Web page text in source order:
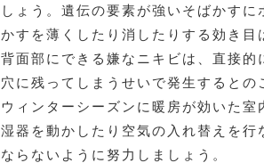
しょう。遺伝の要素が強いそばかす
かすを薄くしたり消したりする効き目
背面部にできる嫌なニキビは、直接
穴に残ってしまうせいで発生するとの
ウィンターシーズンに暖房が効いた
湿器を動かしたり空気の入れ替えを
ならないように努力しましょう。